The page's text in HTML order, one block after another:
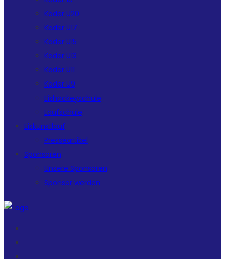
Kader U20
Kader U17
Kader U15
Kader U13
Kader U11
Kader U9
Eishockeyschule
Laufschule
Eiskunstlauf
Presseartikel
Sponsoren
Unsere Sponsoren
Sponsor werden